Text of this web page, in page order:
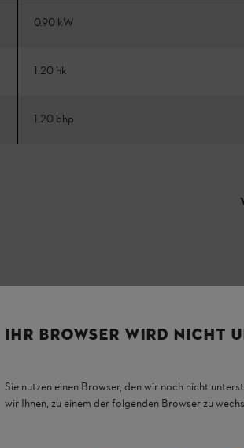
0.90 kW
1.20 hk
1.20 bhp
utseende och dess specifika anslutning till
IHR BROWSER WIRD NICHT
Sie nutzen einen Browser, den wir noch nicht
wir Ihnen, zu einem der folgenden Browser zu